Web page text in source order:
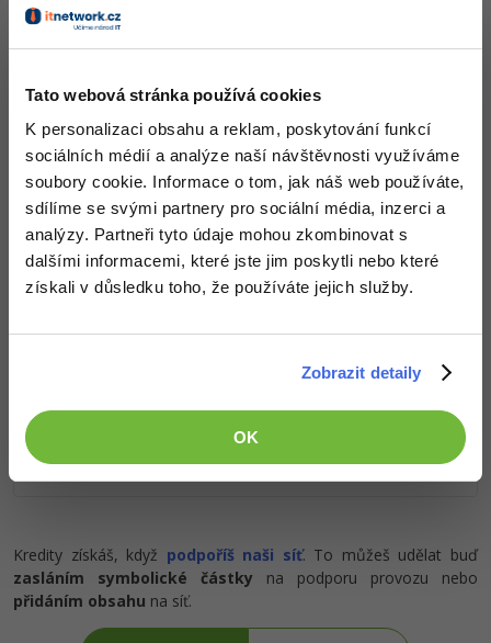
Tato webová stránka používá cookies
K personalizaci obsahu a reklam, poskytování funkcí
sociálních médií a analýze naší návštěvnosti využíváme
soubory cookie. Informace o tom, jak náš web používáte,
sdílíme se svými partnery pro sociální média, inzerci a
analýzy. Partneři tyto údaje mohou zkombinovat s
dalšími informacemi, které jste jim poskytli nebo které
získali v důsledku toho, že používáte jejich služby.
Zobrazit detaily
OK
Photoshop
Adobe Lightroom -30%
Adobe XD -15%
Adobe InDesign -25%
Adobe After Effects
Blender
-80%
Video
Fórum
Blog
Pro firmy
Co od nás v dalších lekcích dostaneš?
Kvalitní znalostiv oblasti IT.
Dovednosti, které ti pomohou získat vysněnou a
dobře placenou práci.
Popis článku
Řešené úlohy základů online marketingu na
videoreklama. Úlohy jsou řazené dle obtížnosti s
Kredity získáš, když podpoříš naši síť. To můžeš udělat buď
zasláním symbolické částky na podporu provozu nebo
přidáním obsahu na síť.